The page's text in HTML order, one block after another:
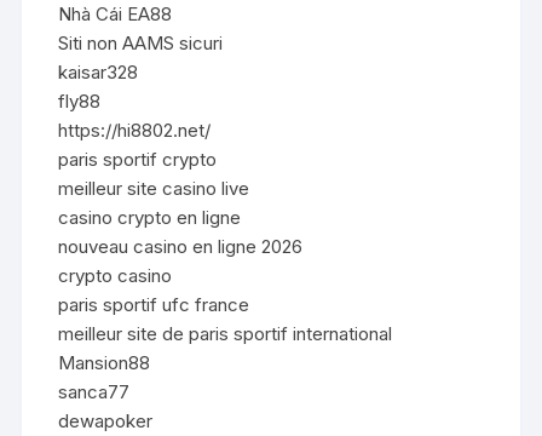
Nhà Cái EA88
Siti non AAMS sicuri
kaisar328
fly88
https://hi8802.net/
paris sportif crypto
meilleur site casino live
casino crypto en ligne
nouveau casino en ligne 2026
crypto casino
paris sportif ufc france
meilleur site de paris sportif international
Mansion88
sanca77
dewapoker